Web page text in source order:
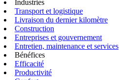
Industries
Transport et logistique
Livraison du dernier kilomètre
Construction
Entreprises et gouvernement
Entretien, maintenance et services
Bénéfices
Efficacité
Productivité